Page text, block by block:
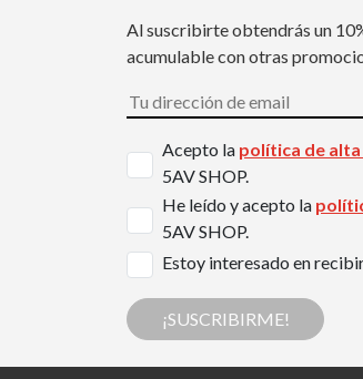
Al suscribirte obtendrás un
acumulable con otras
Acepto la política de
5AV SHOP.
He leído y acepto la
5AV SHOP.
Estoy interesado en
¡SUSCRIBIRME!